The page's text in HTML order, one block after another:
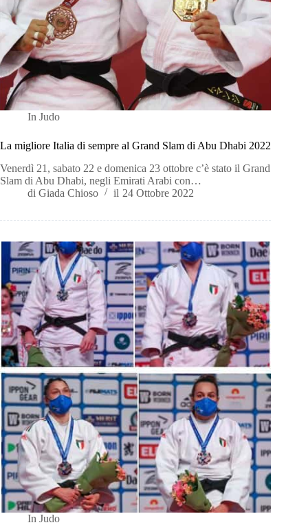
In Judo
La migliore Italia di sempre al Grand Slam di Abu Dhabi 2022
Venerdì 21, sabato 22 e domenica 23 ottobre c’è stato il Grand
Slam di Abu Dhabi, negli Emirati Arabi con…
di Giada Chioso il 24 Ottobre 2022
In Judo